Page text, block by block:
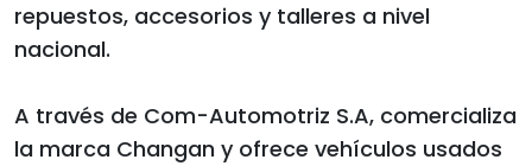
repuestos, accesorios y talleres a nivel
nacional.
A través de Com-Automotriz S.A, comercializa
la marca Changan y ofrece vehículos usados